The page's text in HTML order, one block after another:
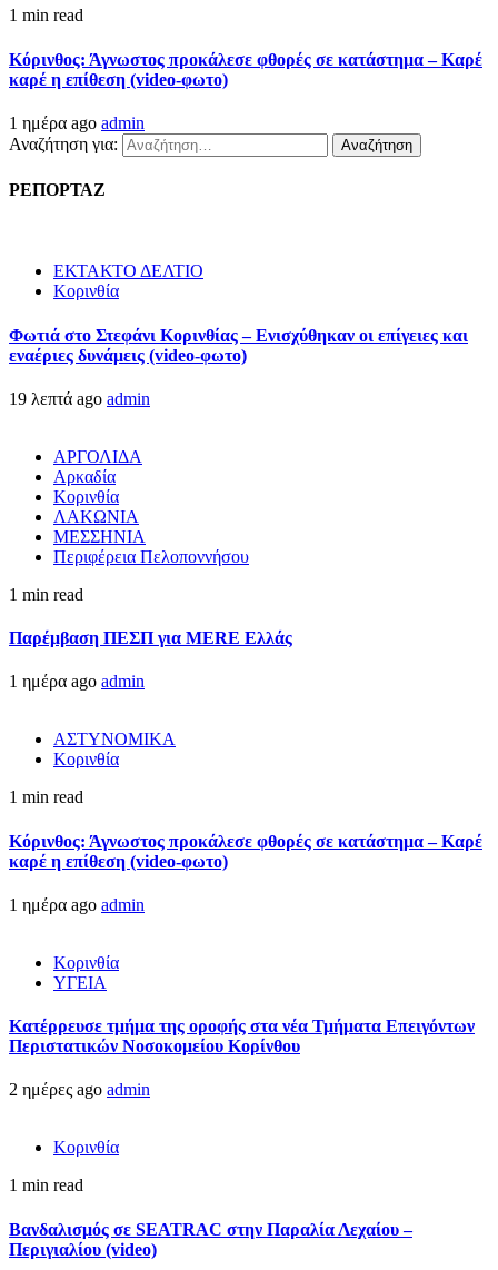
1 min read
Κόρινθος: Άγνωστος προκάλεσε φθορές σε κατάστημα – Καρέ
καρέ η επίθεση (video-φωτο)
1 ημέρα ago admin
Αναζήτηση για:
ΡΕΠΟΡΤΑΖ
ΕΚΤΑΚΤΟ ΔΕΛΤΙΟ
Κορινθία
Φωτιά στο Στεφάνι Κορινθίας – Ενισχύθηκαν οι επίγειες και
εναέριες δυνάμεις (video-φωτο)
19 λεπτά ago admin
ΑΡΓΟΛΙΔΑ
Αρκαδία
Κορινθία
ΛΑΚΩΝΙΑ
ΜΕΣΣΗΝΙΑ
Περιφέρεια Πελοποννήσου
1 min read
Παρέμβαση ΠΕΣΠ για MERE Ελλάς
1 ημέρα ago admin
ΑΣΤΥΝΟΜΙΚΑ
Κορινθία
1 min read
Κόρινθος: Άγνωστος προκάλεσε φθορές σε κατάστημα – Καρέ
καρέ η επίθεση (video-φωτο)
1 ημέρα ago admin
Κορινθία
ΥΓΕΙΑ
Kατέρρευσε τμήμα της οροφής στα νέα Τμήματα Επειγόντων
Περιστατικών Νοσοκομείου Κορίνθου
2 ημέρες ago admin
Κορινθία
1 min read
Βανδαλισμός σε SEATRAC στην Παραλία Λεχαίου –
Περιγιαλίου (video)